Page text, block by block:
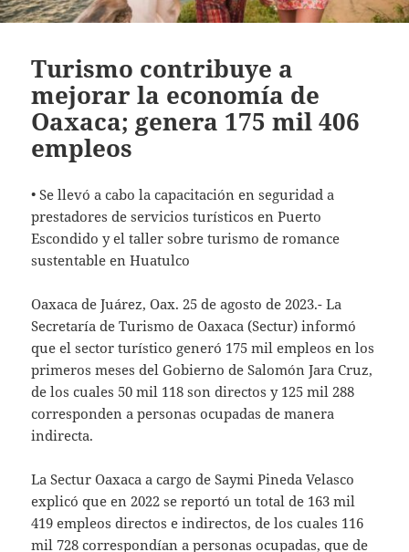
Turismo contribuye a
mejorar la economía de
Oaxaca; genera 175 mil 406
empleos
• Se llevó a cabo la capacitación en seguridad a
prestadores de servicios turísticos en Puerto
Escondido y el taller sobre turismo de romance
sustentable en Huatulco
Oaxaca de Juárez, Oax. 25 de agosto de 2023.- La
Secretaría de Turismo de Oaxaca (Sectur) informó
que el sector turístico generó 175 mil empleos en los
primeros meses del Gobierno de Salomón Jara Cruz,
de los cuales 50 mil 118 son directos y 125 mil 288
corresponden a personas ocupadas de manera
indirecta.
La Sectur Oaxaca a cargo de Saymi Pineda Velasco
explicó que en 2022 se reportó un total de 163 mil
419 empleos directos e indirectos, de los cuales 116
mil 728 correspondían a personas ocupadas, que de